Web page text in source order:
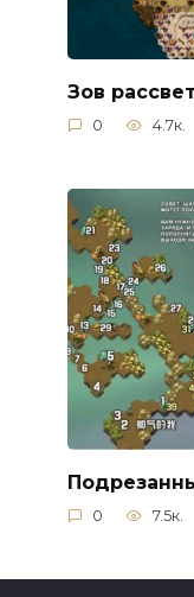
Зов
0 4.7к.
0 7.5к.